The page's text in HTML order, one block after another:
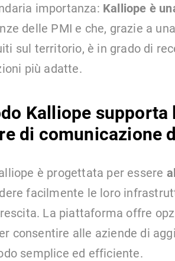
importanza: Kalliope è
delle PMI e che, grazie a
sul territorio, è in grado di
più adatte.
Kalliope
di comunicazione
è progettata per essere
facilmente le loro
La piattaforma offre
consentire alle aziende di
semplice ed efficiente.